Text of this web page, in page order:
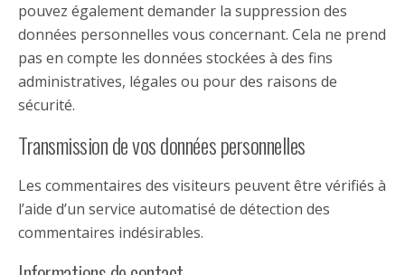
pouvez également demander la suppression des
données personnelles vous concernant. Cela ne prend
pas en compte les données stockées à des fins
administratives, légales ou pour des raisons de
sécurité.
Transmission de vos données personnelles
Les commentaires des visiteurs peuvent être vérifiés à
l’aide d’un service automatisé de détection des
commentaires indésirables.